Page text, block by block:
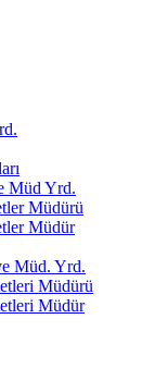
Müd Yrd.
Müdürü
Müdür
Müd. Yrd.
Müdürü
Müdür